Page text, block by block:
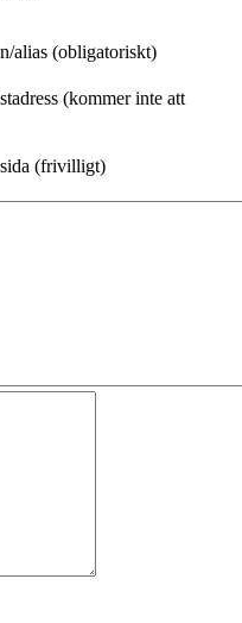
alias (obligatoriskt)
(kommer inte att
(frivilligt)